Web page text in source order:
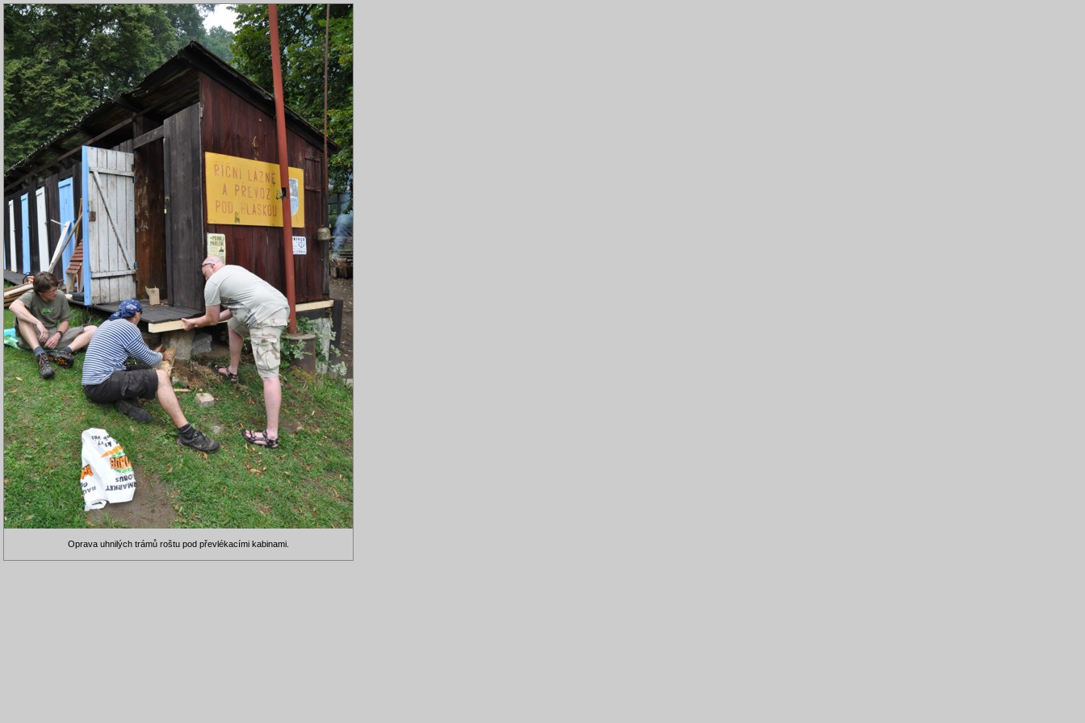
Oprava uhnilých trámů roštu pod převlékacími kabinami.